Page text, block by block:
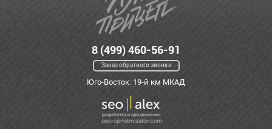
8 (499) 460-56-91
Заказ обратного звонка
Юго-Восток: 19-й км МКАД